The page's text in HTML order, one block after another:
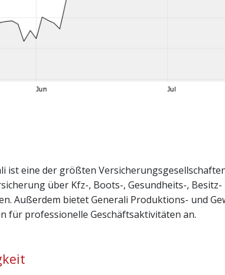
ist eine der größten
über Kfz-, Boots-, Gesundheits-, Besitz-
Außerdem bietet Generali Produktions- und
für professionelle Geschäftsaktivitäten an.